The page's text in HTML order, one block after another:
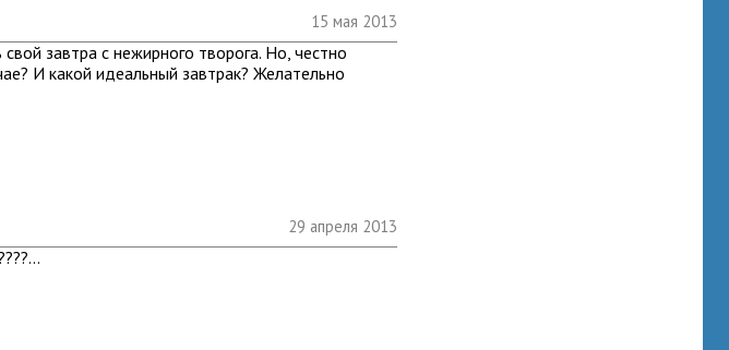
15 мая 2013
завтра с нежирного творога. Но, честно
И какой идеальный завтрак? Желательно
29 апреля 2013